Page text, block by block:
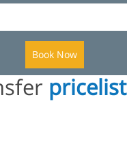
Book Now
pricelist